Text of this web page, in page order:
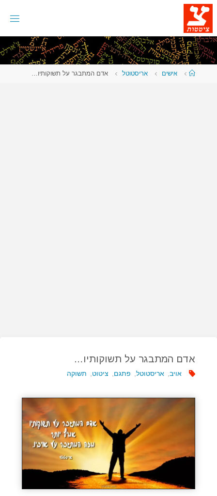
דלגו
לתוכן
עמודאישים אריסטוטל אדם המתבגר על תשוקותיו…
אדם המתבגר על תשוקותיו…
אויב אריסטוטל פתגם ציטוט תשוקה